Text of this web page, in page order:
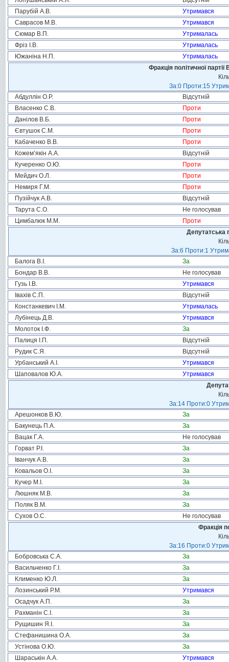
Парубій А.В.
Утримався
Саврасов М.В.
Утримався
Сюмар В.П.
Утрималась
Фріз І.В.
Утрималась
Южаніна Н.П.
Утрималась
Фракція політичної
За:0 Проти:15
Абдуллін О.Р.
Відсутній
Власенко С.В.
Проти
Данілов В.Б.
Проти
Євтушок С.М.
Проти
Кабаченко В.В.
Проти
Кожем’якін А.А.
Відсутній
Кучеренко О.Ю.
Проти
Мейдич О.Л.
Проти
Немиря Г.М.
Проти
Пузійчук А.В.
Відсутній
Тарута С.О.
Не голосував
Цимбалюк М.М.
Проти
Депутатська
За:6 Проти:1
Балога В.І.
За
Бондар В.В.
Не голосував
Гузь І.В.
Утримався
Івахів С.П.
Відсутній
Констанкевич І.М.
Утрималась
Лубінець Д.В.
Утримався
Молоток І.Ф.
За
Палиця І.П.
Відсутній
Рудик С.Я.
Відсутній
Урбанський А.І.
Утримався
Шаповалов Ю.А.
Утримався
За:14 Проти:0
Арешонков В.Ю.
За
Бакунець П.А.
За
Вацак Г.А.
Не голосував
Горват Р.І.
За
Іванчук А.В.
За
Ковальов О.І.
За
Кучер М.І.
За
Люшняк М.В.
За
Поляк В.М.
За
Сухов О.С.
Не голосував
Фракція
За:16 Проти:0
Бобровська С.А.
За
Васильченко Г.І.
За
Клименко Ю.Л.
За
Лозинський Р.М.
Утримався
Осадчук А.П.
За
Рахманін С.І.
За
Рущишин Я.І.
За
Стефанишина О.А.
За
Устінова О.Ю.
За
Шараськін А.А.
Утримався